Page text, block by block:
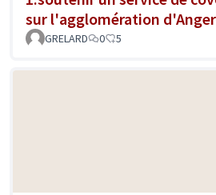
sur l'agglomération
GRELARD 0 5